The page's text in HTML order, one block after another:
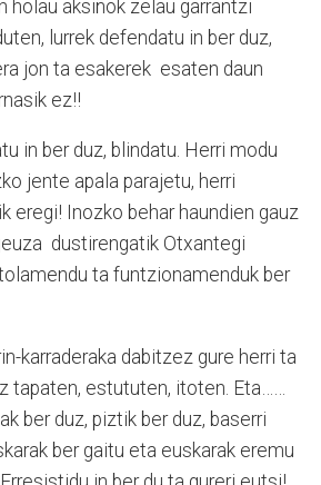
holau aksiñok zelau garrantzi
lurrek defendatu in ber duz,
jon ta esakerek esaten daun
ez!!
in ber duz, blindatu. Herri modu
jente apala parajetu, herri
eregi! Inozko behar haundien gauz
dustirengatik Otxantegi
ta funtzionamenduk ber
karraderaka dabitzez gure herri ta
tapaten, estututen, itoten. Eta……
ber duz, piztik ber duz, baserri
ber gaitu eta euskarak eremu